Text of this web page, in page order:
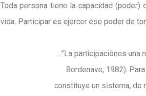
Toda persona tiene la capacidad
vida. Participar es ejercer ese poder de
…”La participaciónes
Bordenave, 1982).
constituye un sistema, de